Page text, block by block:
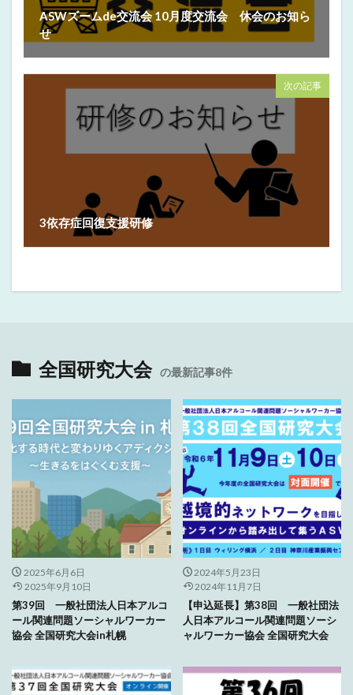
ASWズームde交流会 10月度交流会 休会のお知ら
せ
次の記事
3依存症回復支援研修
全国研究大会 の最新記事8件
2025年6月6日
2025年9月10日
第39回 一般社団法人日本アルコ
ール関連問題ソーシャルワーカー
協会 全国研究大会in札幌
2024年5月23日
2024年11月7日
【申込延長】第38回 一般社団法
人日本アルコール関連問題ソーシ
ャルワーカー協会 全国研究大会